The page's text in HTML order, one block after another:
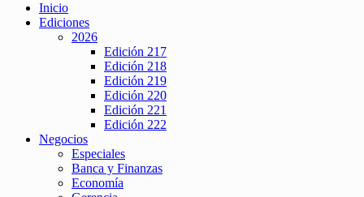
Inicio
Ediciones
2026
Edición 217
Edición 218
Edición 219
Edición 220
Edición 221
Edición 222
Negocios
Especiales
Banca y Finanzas
Economía